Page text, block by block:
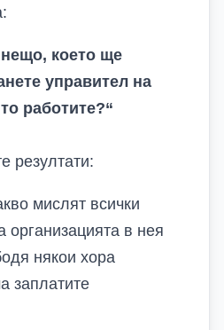
:
което ще
управител на
работите?“
резултати:
мислят всички
организацията в нея
някои хора
заплатите